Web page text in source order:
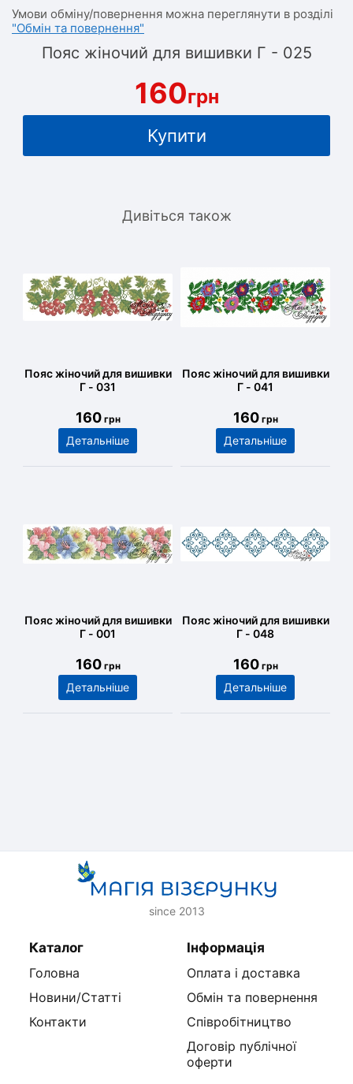
Умови обміну/повернення можна переглянути в розділі
"Обмін та повернення"
Пояс жіночий для вишивки Г - 025
160грн
Купити
Дивіться також
Пояс жіночий для вишивки
Г - 031
160грн
Детальніше
Пояс жіночий для вишивки
Г - 041
160грн
Детальніше
Пояс жіночий для вишивки
Г - 001
160грн
Детальніше
Пояс жіночий для вишивки
Г - 048
160грн
Детальніше
since 2013
Каталог
Головна
Новини/Статті
Контакти
Інформація
Оплата і доставка
Обмін та повернення
Співробітництво
Договір публічної
оферти